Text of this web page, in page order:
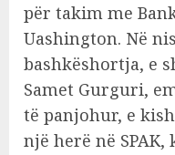
për takim me
Uashington. Në
bashkëshortja, e
Samet Gurguri,
të panjohur, e
një herë në